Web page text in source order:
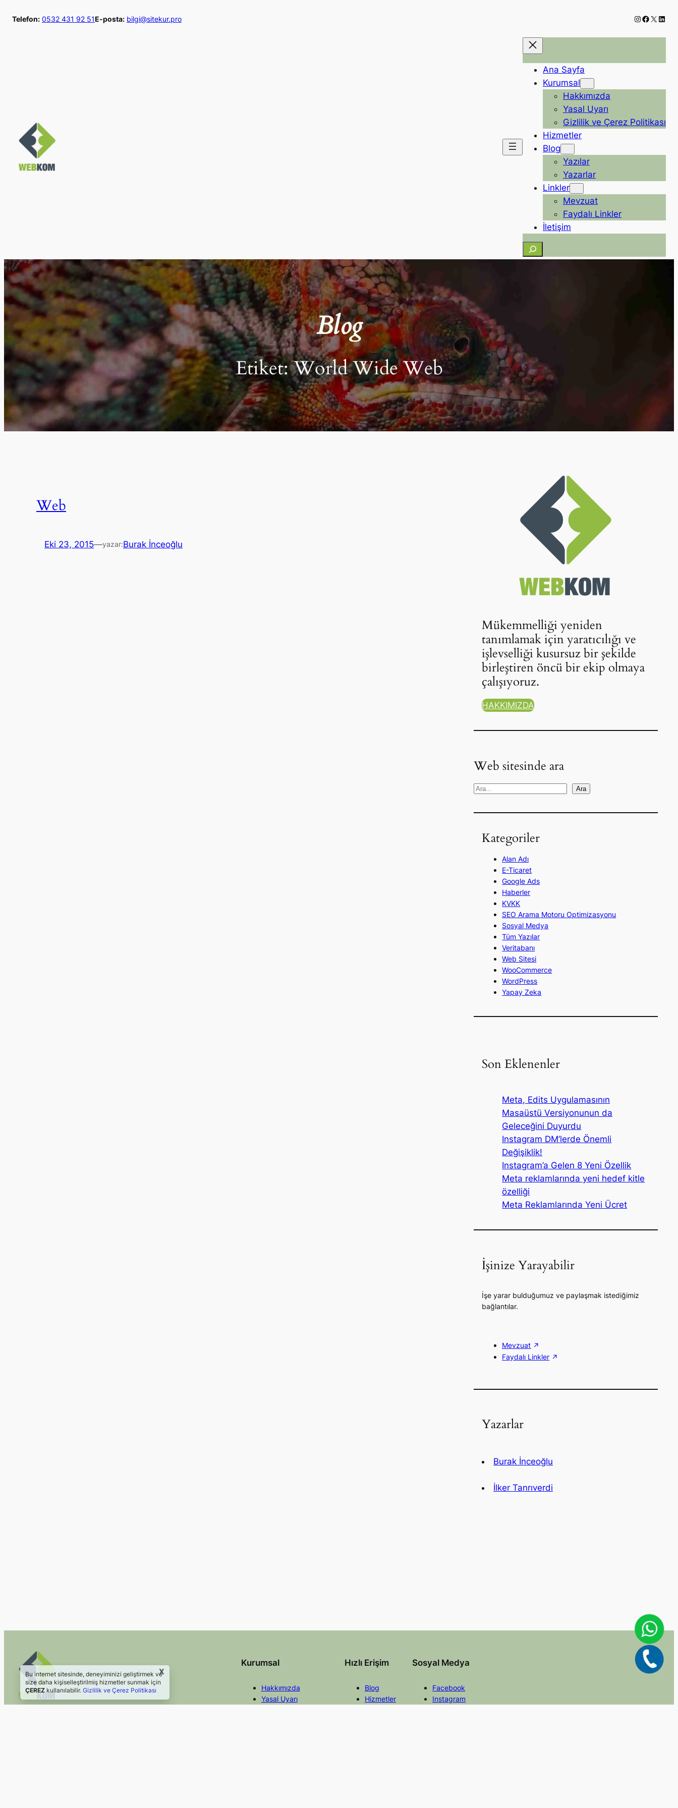
geç
Telefon: 0532 431 92 51E-posta: bilgi@sitekur.pro Instagram
X
Ana Sayfa
Kurumsal
Hakkımızda
Yasal Uyarı
Gizlilik ve Çerez Politikası
Hizmetler
Blog
Yazılar
Yazarlar
Linkler
Mevzuat
Faydalı Linkler
İletişim
Ara
Blog
Etiket:World Wide Web
Web
Eki 23, 2015—yazar:Burak İnceoğlu
Mükemmelliği yeniden
tanımlamak için yaratıcılığı ve
işlevselliği kusursuz bir şekilde
birleştiren öncü bir ekip olmaya
çalışıyoruz.
HAKKIMIZDA
Web sitesinde ara
A
a
Ara
Kategoriler
Alan Adı
E-Ticaret
Google Ads
Haberler
KVKK
SEO Arama Motoru Optimizasyonu
Sosyal Medya
Tüm Yazılar
Veritabanı
Web Sitesi
WooCommerce
WordPress
Yapay Zeka
Son Eklenenler
Meta, Edits Uygulamasının
Masaüstü Versiyonunun da
Geleceğini Duyurdu
Instagram DM’lerde Önemli
Değişiklik!
Instagram’a Gelen 8 Yeni Özellik
Meta reklamlarında yeni hedef kitle
özelliği
Meta Reklamlarında Yeni Ücret
İşinize Yarayabilir
İşe yarar bulduğumuz ve paylaşmak istediğimiz
bağlantılar.
Mevzuat
Faydalı Linkler
Yazarlar
Burak İnceoğlu
İlker Tanrıverdi
Kurumsal
Hakkımızda
Yasal Uyarı
Hızlı Erişim
Blog
Hizmetler
Sosyal Medya
Facebook
Instagram
Bu internet sitesinde, deneyiminizi geliştirmek ve
size daha kişiselleştirilmiş hizmetler sunmak için
ÇEREZ kullanılabilir. Gizlilik ve Çerez Politikası
X